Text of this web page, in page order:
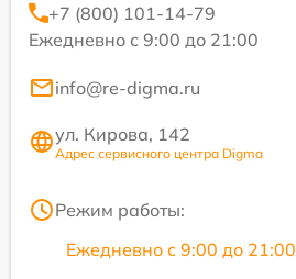
+7 (800) 101-14-79
Ежедневно с 9:00 до 21:00
info@re-digma.ru
ул. Кирова, 142
Адрес сервисного центра Digma
Режим работы:
Ежедневно с 9:00 до 21:00